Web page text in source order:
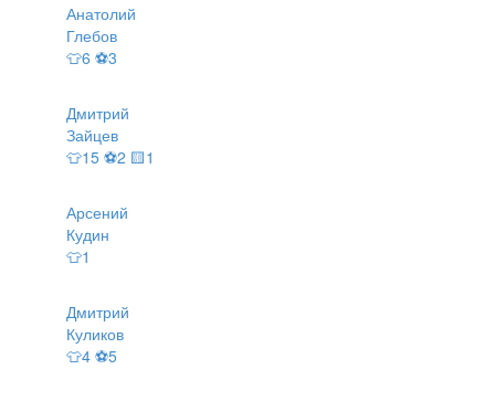
Анатолий
Глебов
👕6 ⚽3
Дмитрий
Зайцев
👕15 ⚽2 🟨1
Арсений
Кудин
👕1
Дмитрий
Куликов
👕4 ⚽5